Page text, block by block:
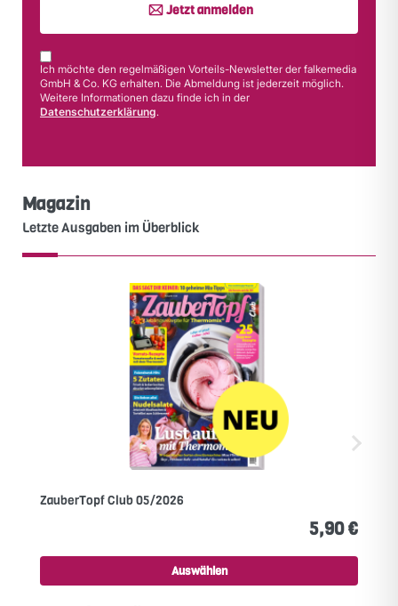
Jetzt anmelden
Ich möchte den regelmäßigen Vorteils-Newsletter der falkemedia
GmbH & Co. KG erhalten. Die Abmeldung ist jederzeit möglich.
Weitere Informationen dazu finde ich in der
Datenschutzerklärung.
Magazin
Letzte Ausgaben im Überblick
ZauberTopf Club 05/2026
5,90 €
Auswählen